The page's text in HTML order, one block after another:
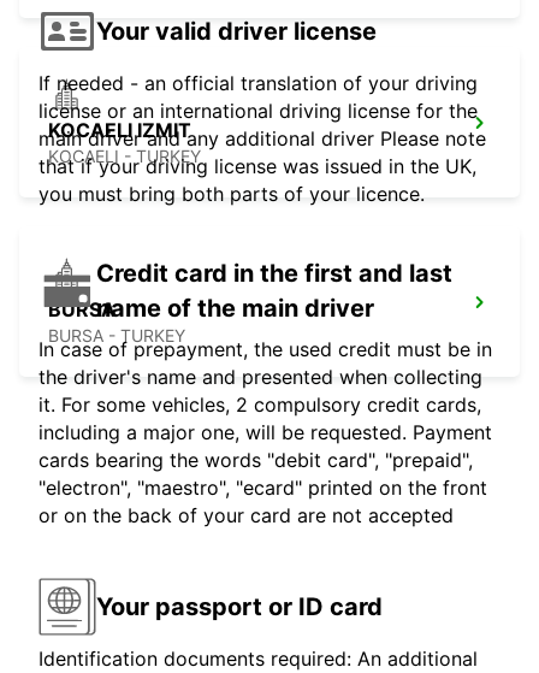
KOCAELI IZMIT
KOCAELI - TURKEY
BURSA
BURSA - TURKEY
Your valid driver license
If needed - an official translation of your driving
license or an international driving license for the
main driver and any additional driver Please note
that if your driving license was issued in the UK,
you must bring both parts of your licence.
Credit card in the first and last
name of the main driver
In case of prepayment, the used credit must be in
the driver's name and presented when collecting
it. For some vehicles, 2 compulsory credit cards,
including a major one, will be requested. Payment
cards bearing the words "debit card", "prepaid",
"electron", "maestro", "ecard" printed on the front
or on the back of your card are not accepted
Your passport or ID card
Identification documents required: An additional